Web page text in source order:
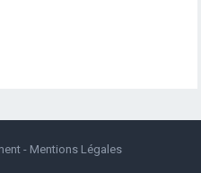
- Mentions Légales